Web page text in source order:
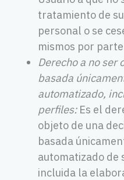
tratamiento de
personal o se
mismos por
Derecho a no ser
basada
automatizado,
perfiles:Es el
objeto de una
basada
automatizado de
incluida la